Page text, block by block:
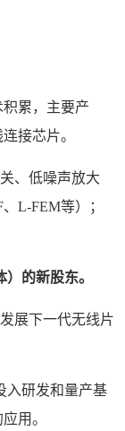
积累，主要产
接芯片。
、低噪声放大
L-FEM等）；
的新股东。
展下一代无线片
入研发和量产基
用。